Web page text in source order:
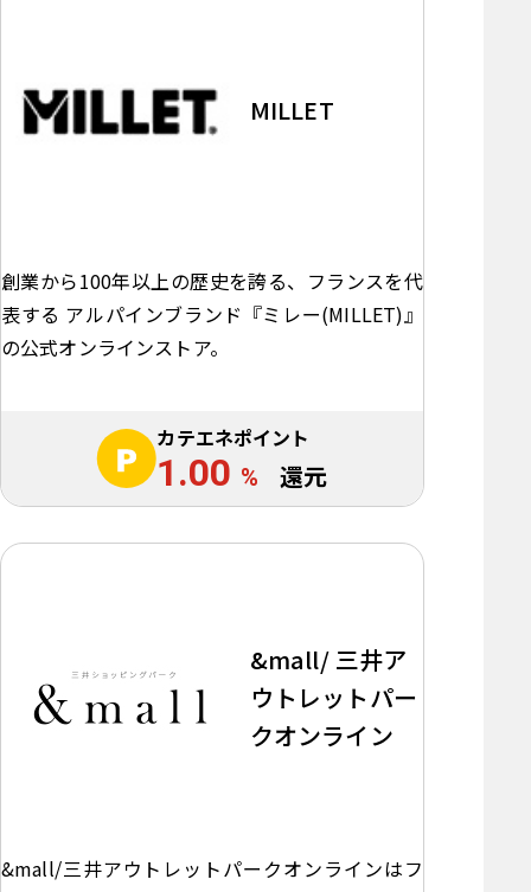
MILLET
創業から100年以上の歴史を誇る、フランスを代
表する アルパインブランド『ミレー(MILLET)』
の公式オンラインストア。
カテエネポイント
1.00 % 還元
&mall/ 三井ア
ウトレットパー
クオンライン
&mall/三井アウトレットパークオンラインはフ